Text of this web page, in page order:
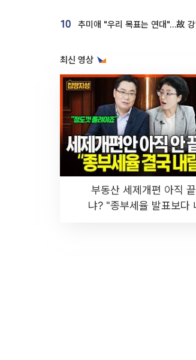
10
최신 영상
부동산 세제개편 아직
냐? "종부세율 발표보다